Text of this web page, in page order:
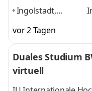
Ingolstadt,
Donau, Rain am
Lech, Home-
Office,
vor 2 Tagen
Duales Studium
virtuell